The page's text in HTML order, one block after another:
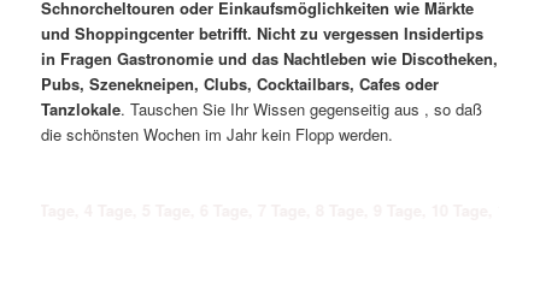
Schnorcheltouren oder Einkaufsmöglichkeiten wie Märkte
und Shoppingcenter betrifft. Nicht zu vergessen Insidertips
in Fragen Gastronomie und das Nachtleben wie Discotheken,
Pubs, Szenekneipen, Clubs, Cocktailbars, Cafes oder
Tanzlokale. Tauschen Sie Ihr Wissen gegenseitig aus , so daß
die schönsten Wochen im Jahr kein Flopp werden.